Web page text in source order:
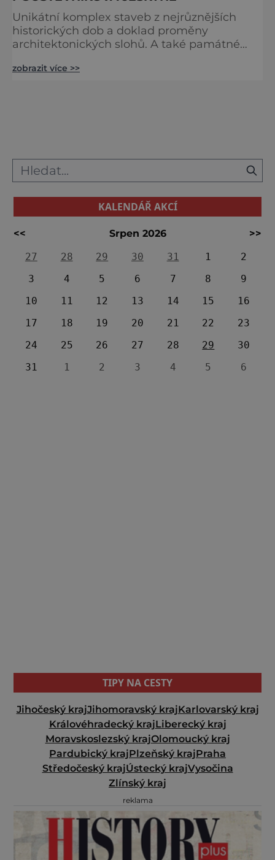
Unikátní komplex staveb z nejrůznějších
historických dob a doklad proměny
architektonických slohů. A také památné
zemích šířila tolik potřebná vzdělanost.
zobrazit více >>
KALENDÁŘ AKCÍ
<< Srpen 2026
>>
27
28 29 30 31 1
2
3
4 5 6 7 8
9
10
11 12 13 14 15
16
17
18 19 20 21 22
23
24
25 26 27 28 29
30
31
1 2 3 4 5 6
TIPY NA CESTY
Jihočeský krajJihomoravský krajKarlovarský kraj
Královéhradecký krajLiberecký kraj
Moravskoslezský krajOlomoucký kraj
Pardubický krajPlzeňský krajPraha
Středočeský krajÚstecký krajVysočina
Zlínský kraj
reklama